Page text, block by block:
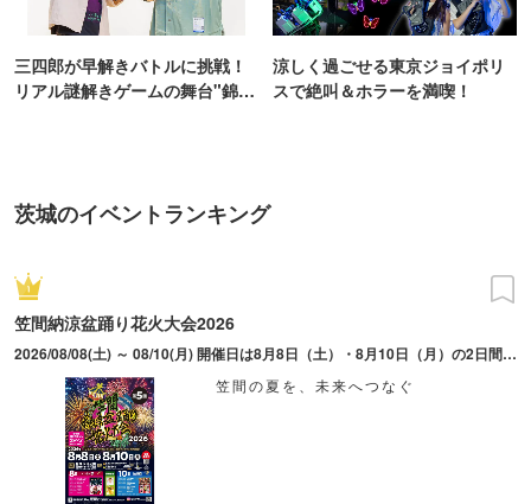
三四郎が早解きバトルに挑戦！
リアル謎解きゲームの舞台"錦糸
涼しく過ごせる東京ジョイポリ
スで絶叫＆ホラーを満喫！
茨城のイベントランキング
笠間納涼盆踊り花火大会2026
2026/08/08(土) ～ 08/10(月) 開催日は8月8日（土）・8月10日（月）の2日間。8日（土）エンタメ祭 花火打ち上げ20時45分～、10日（月）納涼祭 花火打ち上げ21時00分～ ※雨天決行・荒天中止
笠間の夏を、未来へつなぐ